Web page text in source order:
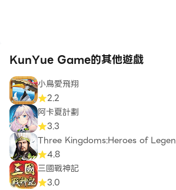
KunYue Game的其他遊戲
小鳥愛飛翔
2.2
阿卡夏計劃
3.3
Three Kingdoms:Heroes of Legen
4.8
三國戰神記
3.0